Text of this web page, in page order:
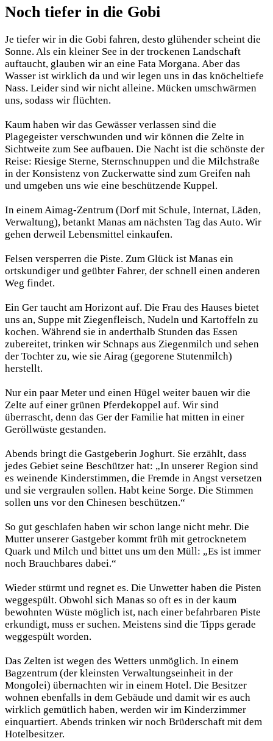
Noch tiefer in die Gobi
Je tiefer wir in die Gobi fahren, desto glühender scheint die
Sonne. Als ein kleiner See in der trockenen Landschaft
auftaucht, glauben wir an eine Fata Morgana. Aber das
Wasser ist wirklich da und wir legen uns in das knöcheltiefe
Nass. Leider sind wir nicht alleine. Mücken umschwärmen
uns, sodass wir flüchten.
Kaum haben wir das Gewässer verlassen sind die
Plagegeister verschwunden und wir können die Zelte in
Sichtweite zum See aufbauen. Die Nacht ist die schönste der
Reise: Riesige Sterne, Sternschnuppen und die Milchstraße
in der Konsistenz von Zuckerwatte sind zum Greifen nah
und umgeben uns wie eine beschützende Kuppel.
In einem Aimag-Zentrum (Dorf mit Schule, Internat, Läden,
Verwaltung), betankt Manas am nächsten Tag das Auto. Wir
gehen derweil Lebensmittel einkaufen.
Felsen versperren die Piste. Zum Glück ist Manas ein
ortskundiger und geübter Fahrer, der schnell einen anderen
Weg findet.
Ein Ger taucht am Horizont auf. Die Frau des Hauses bietet
uns an, Suppe mit Ziegenfleisch, Nudeln und Kartoffeln zu
kochen. Während sie in anderthalb Stunden das Essen
zubereitet, trinken wir Schnaps aus Ziegenmilch und sehen
der Tochter zu, wie sie Airag (gegorene Stutenmilch)
herstellt.
Nur ein paar Meter und einen Hügel weiter bauen wir die
Zelte auf einer grünen Pferdekoppel auf. Wir sind
überrascht, denn das Ger der Familie hat mitten in einer
Geröllwüste gestanden.
Abends bringt die Gastgeberin Joghurt. Sie erzählt, dass
jedes Gebiet seine Beschützer hat: „In unserer Region sind
es weinende Kinderstimmen, die Fremde in Angst versetzen
und sie vergraulen sollen. Habt keine Sorge. Die Stimmen
sollen uns vor den Chinesen beschützen.“
So gut geschlafen haben wir schon lange nicht mehr. Die
Mutter unserer Gastgeber kommt früh mit getrocknetem
Quark und Milch und bittet uns um den Müll: „Es ist immer
noch Brauchbares dabei.“
Wieder stürmt und regnet es. Die Unwetter haben die Pisten
weggespült. Obwohl sich Manas so oft es in der kaum
bewohnten Wüste möglich ist, nach einer befahrbaren Piste
erkundigt, muss er suchen. Meistens sind die Tipps gerade
weggespült worden.
Das Zelten ist wegen des Wetters unmöglich. In einem
Bagzentrum (der kleinsten Verwaltungseinheit in der
Mongolei) übernachten wir in einem Hotel. Die Besitzer
wohnen ebenfalls in dem Gebäude und damit wir es auch
wirklich gemütlich haben, werden wir im Kinderzimmer
einquartiert. Abends trinken wir noch Brüderschaft mit dem
Hotelbesitzer.